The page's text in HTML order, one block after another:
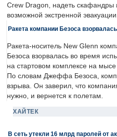
Crew Dragon, надеть скафандры
возможной экстренной
Ракета компании Безоса
Ракета-носитель New Glenn
Безоса взорвалась во время
на стартовом комплексе на
По словам Джеффа Безоса,
взрыва. Он заверил, что
нужно, и вернется к полетам.
ХАЙТЕК
В сеть утекли 16 млрд паролей от